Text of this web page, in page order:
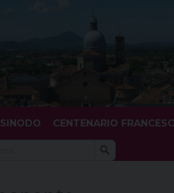
SINODO CENTENARIO
Search Search Button